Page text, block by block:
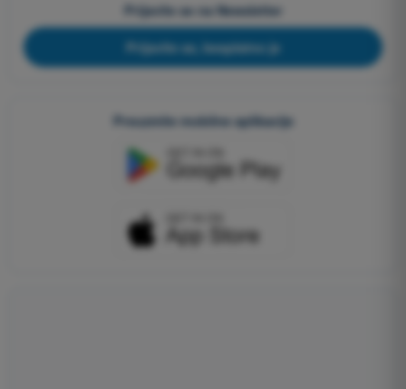
Prijavite se na Newsletter
Prijavite se, besplatno je
Preuzmite mobilne aplikacije